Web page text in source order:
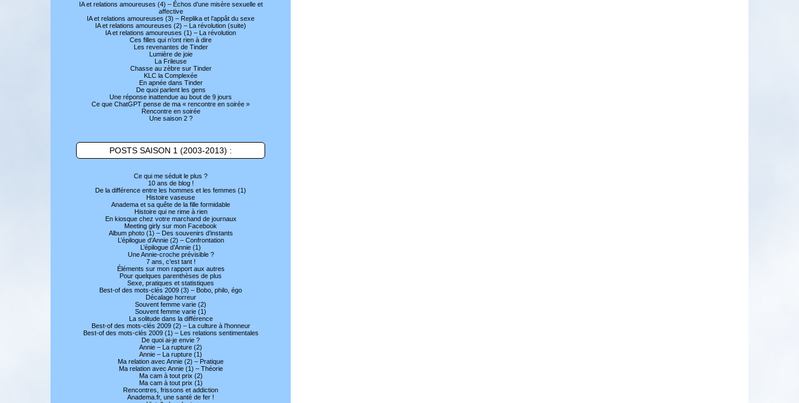
IA et relations amoureuses (4) – Échos d’une misère sexuelle et
affective
IA et relations amoureuses (3) – Replika et l’appât du sexe
IA et relations amoureuses (2) – La révolution (suite)
IA et relations amoureuses (1) – La révolution
Ces filles qui n’ont rien à dire
Les revenantes de Tinder
Lumière de joie
La Frileuse
Chasse au zèbre sur Tinder
KLC la Complexée
En apnée dans Tinder
De quoi parlent les gens
Une réponse inattendue au bout de 9 jours
Ce que ChatGPT pense de ma « rencontre en soirée »
Rencontre en soirée
Une saison 2 ?
POSTS SAISON 1 (2003-2013) :
Ce qui me séduit le plus ?
10 ans de blog !
De la différence entre les hommes et les femmes (1)
Histoire vaseuse
Anadema et sa quête de la fille formidable
Histoire qui ne rime à rien
En kiosque chez votre marchand de journaux
Meeting girly sur mon Facebook
Album photo (1) – Des souvenirs d’instants
L’épilogue d’Annie (2) – Confrontation
L’épilogue d’Annie (1)
Une Annie-croche prévisible ?
7 ans, c’est tant !
Éléments sur mon rapport aux autres
Pour quelques parenthèses de plus
Sexe, pratiques et statistiques
Best-of des mots-clés 2009 (3) – Bobo, philo, égo
Décalage horreur
Souvent femme varie (2)
Souvent femme varie (1)
La solitude dans la différence
Best-of des mots-clés 2009 (2) – La culture à l’honneur
Best-of des mots-clés 2009 (1) – Les relations sentimentales
De quoi ai-je envie ?
Annie – La rupture (2)
Annie – La rupture (1)
Ma relation avec Annie (2) – Pratique
Ma relation avec Annie (1) – Théorie
Ma cam à tout prix (2)
Ma cam à tout prix (1)
Rencontres, frissons et addiction
Anadema.fr, une santé de fer !